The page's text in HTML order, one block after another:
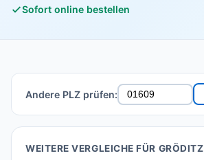
Sofort online bestellen
Andere PLZ prüfen:
WEITERE VERGLEICHE FÜR